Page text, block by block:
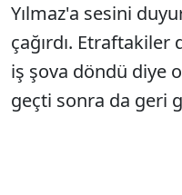
Yılmaz'a sesini
çağırdı. Etraftakiler
iş şova döndü diye
geçti sonra da geri